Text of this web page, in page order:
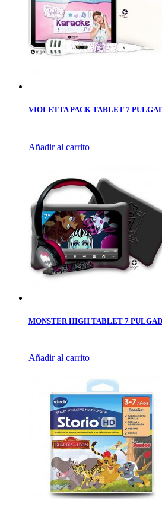
VIOLETTA PACK TABLET 7
Añadir al carrito
MONSTER HIGH TABLET 7
Añadir al carrito